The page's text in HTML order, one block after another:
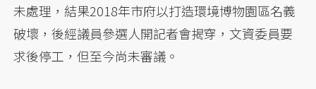
未處理，結果2018年市府以打造環境博物園區名義
破壞，後經議員參選人開記者會揭穿，文資委員要
求後停工，但至今尚未審議。